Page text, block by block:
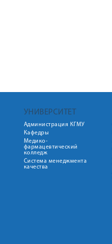
УНИВЕРСИТЕТ
Администрация КГМУ
Кафедры
Медико-
фармацевтический
колледж
Система менеджмента
качества